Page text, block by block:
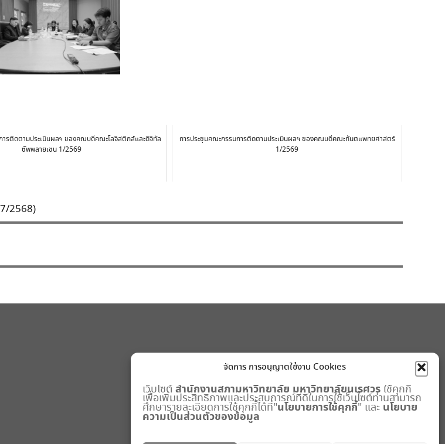
จัดการ การอนุญาตใช้งาน Cookies
เว็บไซต์สำนักงานสภามหาวิทยาลัย มหาวิทยาลัยนเรศวร ใช้คุกกี้
เพื่อเพิ่มประสิทธิภาพและประสบการณ์ที่ดีในการใช้เว็บไซต์ท่านสามารถ
ศึกษารายละเอียดการใช้คุกกี้ได้ที่"นโยบายการใช้คุกกี้" และ นโยบาย
ความเป็นส่วนตัวของข้อมูล
ารติดตามประเมินผลฯ ของคณบดีคณะโลจิสติกส์และดิจิทัล
ซัพพลายเชน 1/2569
การประชุมคณะกรรมการติดตามประเมินผลฯ ของคณบดีคณะทันตแพทยศาสตร์
1/2569
2568)